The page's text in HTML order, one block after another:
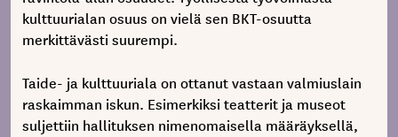
kulttuurialan osuus on vielä sen BKT-osuutta
merkittävästi suurempi.
Taide- ja kulttuuriala on ottanut vastaan valmiuslain
raskaimman iskun. Esimerkiksi teatterit ja museot
suljettiin hallituksen nimenomaisella määräyksellä,